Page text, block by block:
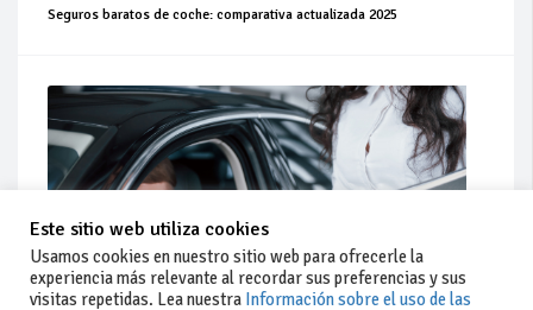
Seguros baratos de coche: comparativa actualizada 2025
Este sitio web utiliza cookies
Usamos cookies en nuestro sitio web para ofrecerle la
experiencia más relevante al recordar sus preferencias y sus
visitas repetidas. Lea nuestra Información sobre el uso de las